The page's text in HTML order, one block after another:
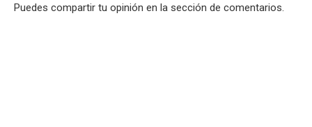
Puedes compartir tu opinión en la sección de comentarios.